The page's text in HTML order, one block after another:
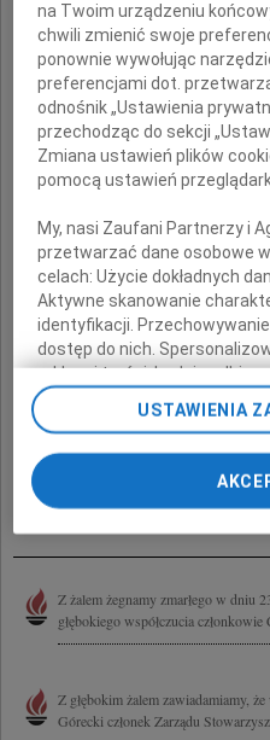
Z żalem żegnamy zmarłego w dniu
głębokiego współczucia
Z głębokim żalem zawiadamiamy,
Górecki członek Zarządu
na Twoim urządzeniu
chwili zmienić swoje
ponownie wywołując
preferencjami dot.
odnośnik „Ustawienia
przechodząc do sekcji
Zmiana ustawień plików
pomocą ustawień
My, nasi Zaufani Partnerzy i
przetwarzać dane osobowe
celach:Użycie dokładnych
Aktywne skanowanie
identyfikacji.
dostęp do nich.
reklam i treści, badnie
Lista Zaufanych Partnerów
USTAWIENIA